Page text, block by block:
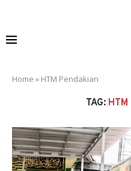
Home » HTM Pendakian
TAG: HTM